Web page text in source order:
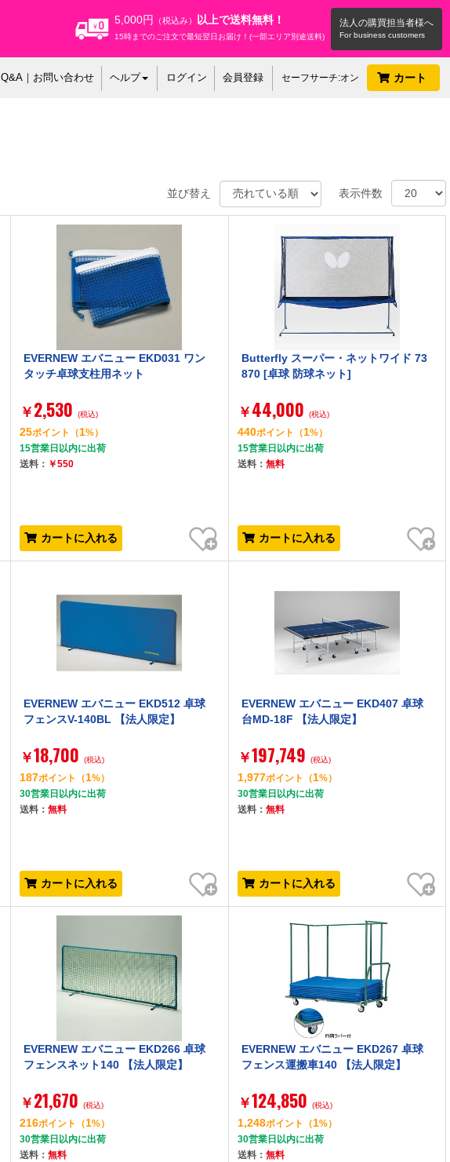
法人の購買担当者様へ
5,000円 （税込み） 以上で送料無料！
15時までのご注文で最短翌日お届け！(一部エリア別途送料)
Q&A｜お問い合わせ ヘルプ ログイン 会員登録 セーフサーチ:オン カート
並び替え 表示件数
EVERNEW エバニュー EKD031 ワン
タッチ卓球支柱用ネット
￥ 2,530 (税込)
25ポイント （1%）
15営業日以内に出荷
送料： ￥550
カートに入れる
お気に入り
Butterfly スーパー・ネットワイド 73
870 [卓球 防球ネット]
￥ 44,000 (税込)
440ポイント （1%）
15営業日以内に出荷
送料： 無料
カートに入れる
お気に入り
EVERNEW エバニュー EKD512 卓球
フェンスV-140BL 【法人限定】
￥18,700 (税込)
187ポイント （1%）
30営業日以内に出荷
送料：無料
カートに入れる
お気に入り
EVERNEW エバニュー EKD407 卓球
台MD-18F 【法人限定】
￥197,749 (税込)
1,977ポイント （1%）
30営業日以内に出荷
送料： 無料
カートに入れる
お気に入り
EVERNEW エバニュー EKD266 卓球
フェンスネット140 【法人限定】
￥ 21,670 (税込)
216ポイント （1%）
30営業日以内に出荷
送料：無料
EVERNEW エバニュー EKD267 卓球
フェンス運搬車140 【法人限定】
￥124,850 (税込)
1,248ポイント （1%）
30営業日以内に出荷
送料： 無料